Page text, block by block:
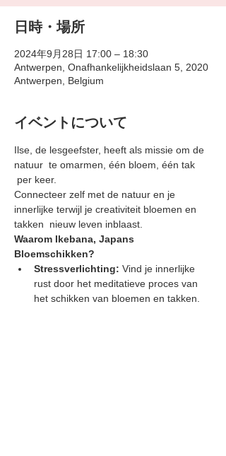
日時・場所
2024年9月28日 17:00 – 18:30
Antwerpen, Onafhankelijkheidslaan 5, 2020
Antwerpen, Belgium
イベントについて
Ilse, de lesgeefster, heeft als missie om de
natuur  te omarmen, één bloem, één tak
per keer.
Connecteer zelf met de natuur en je
innerlijke terwijl je creativiteit bloemen en
takken  nieuw leven inblaast.
Waarom Ikebana, Japans
Bloemschikken?
Stressverlichting: Vind je innerlijke
rust door het meditatieve proces van
het schikken van bloemen en takken.